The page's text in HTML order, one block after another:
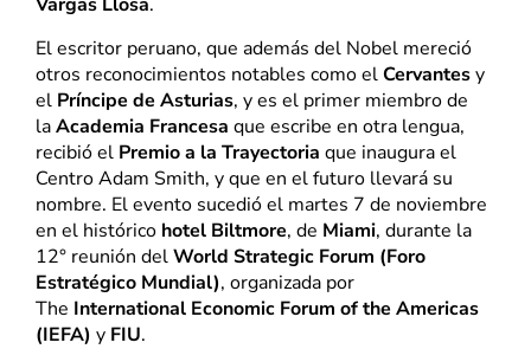
El escritor peruano, que además del Nobel mereció
otros reconocimientos notables como elCervantesy
el Príncipe de Asturias, y es el primer miembro de
laAcademia Francesa que escribe en otra lengua,
recibió el Premio a la Trayectoria que inaugura el
Centro Adam Smith, y que en el futuro llevará su
nombre. El evento sucedió el martes 7 de noviembre
en el histórico hotel Biltmore, de Miami, durante la
12° reunión delWorld Strategic Forum (Foro
Estratégico Mundial), organizada por
The International Economic Forum of the Americas
(IEFA) y FIU.